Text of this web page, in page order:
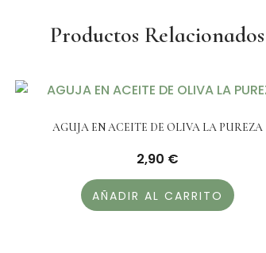
Productos Relacionados
AGUJA EN ACEITE DE OLIVA LA PUREZA
2,90 €
AÑADIR AL CARRITO